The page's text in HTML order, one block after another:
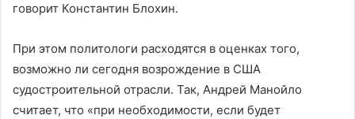
говорит Константин Блохин.
При этом политологи расходятся в оценках того,
возможно ли сегодня возрождение в США
судостроительной отрасли. Так, Андрей Манойло
считает, что «при необходимости, если будет